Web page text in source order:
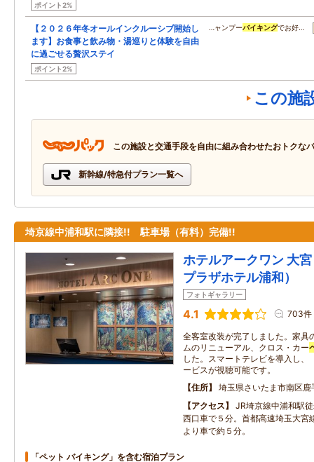
ポイント2%
【２０２６年冬オールインクルーシブ開始し
ます】お食事と飲み物・湯巡りと体験を自由
に過ごせる贅沢ステイ
ポイント2%
…ャンプーバイキングでお好…
この施
この施設と交通手段を自由に組み合わせたおトクな
新幹線/特急付プラン一覧へ
埼京線中浦和駅に隣接!! 駐車場（有料）完備!!
ホテルアークワン 大
プラザホテル浦和）
フォトギャラリー
4.1 703件
全客室改装が完了しました。家具
ムのリニューアル、クロス・カー
した。スマートテレビを導入し、
ービスが視聴可能です。
住所
埼玉県さいたま市南区
アクセス
JR埼京線中浦和駅
西口車で５分。首都高速埼玉大宮
より車で約５分。
「ペット バイキング」を含む宿泊プラン